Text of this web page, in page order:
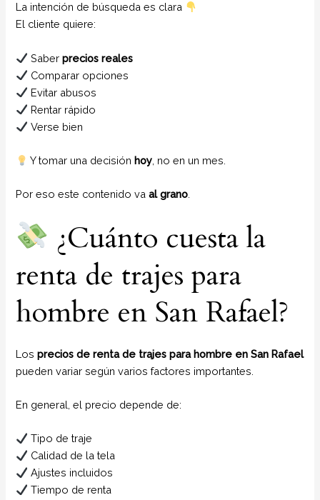
La intención de búsqueda es clara
El cliente quiere:
Saberprecios reales
Comparar opciones
Evitar abusos
Rentar rápido
Verse bien
Y tomar una decisiónhoy , no en un mes.
Por eso este contenido vaal grano.
¿Cuánto cuesta la
renta de trajes para
hombre en San Rafael?
Losprecios de renta de trajes para hombre en San Rafael
pueden variar según varios factores importantes.
En general, el precio depende de:
Tipo de traje
Calidad de la tela
Ajustes incluidos
Tiempo de renta